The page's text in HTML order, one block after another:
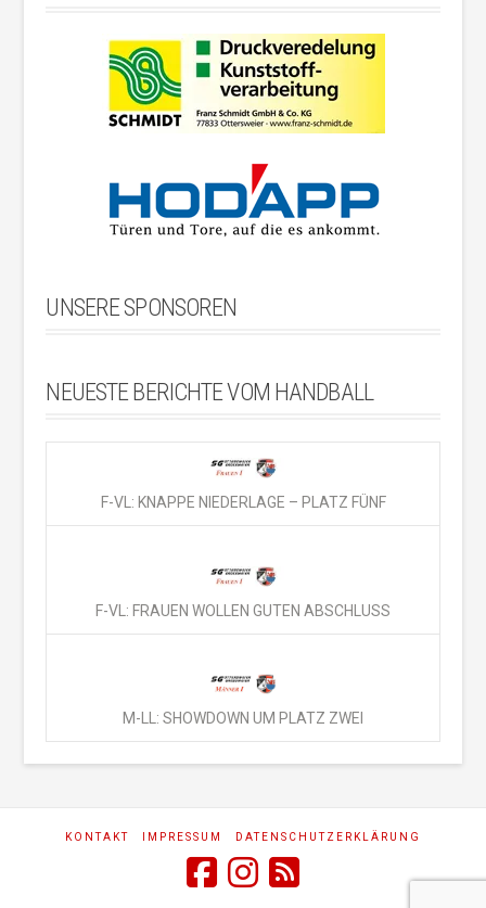
UNSERE SPONSOREN
NEUESTE BERICHTE VOM HANDBALL
F-VL: KNAPPE NIEDERLAGE – PLATZ FÜNF
F-VL: FRAUEN WOLLEN GUTEN ABSCHLUSS
M-LL: SHOWDOWN UM PLATZ ZWEI
KONTAKT IMPRESSUM DATENSCHUTZERKLÄRUNG